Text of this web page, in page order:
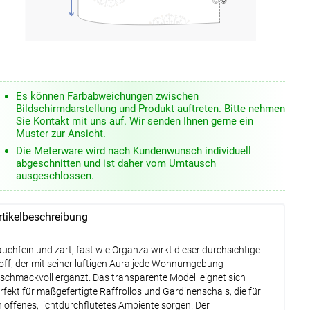
Es können Farbabweichungen zwischen
Bildschirmdarstellung und Produkt auftreten. Bitte nehmen
Sie Kontakt mit uns auf. Wir senden Ihnen gerne ein
Muster zur Ansicht.
Die Meterware wird nach Kundenwunsch individuell
abgeschnitten und ist daher vom Umtausch
ausgeschlossen.
und zart, fast wie Organza wirkt dieser durchsichtige
der mit seiner luftigen Aura jede Wohnumgebung
ergänzt. Das transparente Modell eignet sich
für maßgefertigte Raffrollos und Gardinenschals, die für
offenes, lichtdurchflutetes Ambiente sorgen. Der